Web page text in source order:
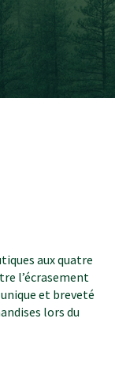
aux quatre
l’écrasement
et breveté
lors du